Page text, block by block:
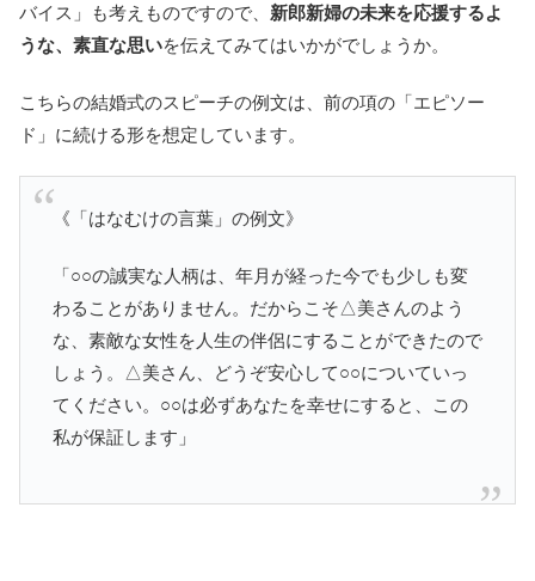
バイス」も考えものですので、 新郎新婦の未来を応援するよ
うな、素直な思いを伝えてみてはいかがでしょうか。
こちらの結婚式のスピーチの例文は、前の項の「エピソー
ド」に続ける形を想定しています。
《「はなむけの言葉」の例文》
「○○の誠実な人柄は、年月が経った今でも少しも変
わることがありません。だからこそ△美さんのよう
な、素敵な女性を人生の伴侶にすることができたので
しょう。△美さん、どうぞ安心して○○についていっ
てください。○○は必ずあなたを幸せにすると、この
私が保証します」